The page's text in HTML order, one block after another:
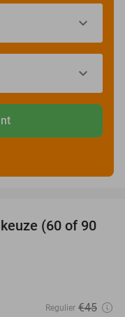
40%
(60 of 90
Regulier €45